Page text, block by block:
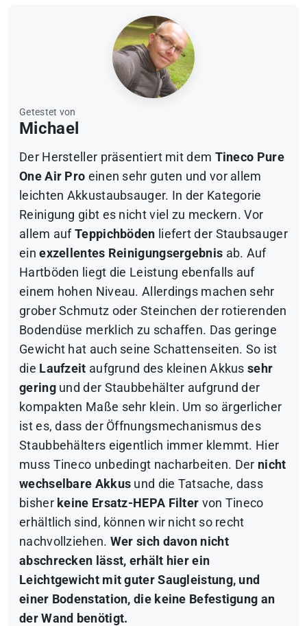
Getestet von
Michael
Der Hersteller präsentiert mit dem Tineco Pure
One Air Pro einen sehr guten und vor allem
leichten Akkustaubsauger. In der Kategorie
Reinigung gibt es nicht viel zu meckern. Vor
allem aufTeppichböden liefert der Staubsauger
einexzellentes Reinigungsergebnis ab. Auf
Hartböden liegt die Leistung ebenfalls auf
einem hohen Niveau. Allerdings machen sehr
grober Schmutz oder Steinchen der rotierenden
Bodendüse merklich zu schaffen. Das geringe
Gewicht hat auch seine Schattenseiten. So ist
die Laufzeit aufgrund des kleinen Akkussehr
geringund der Staubbehälter aufgrund der
kompakten Maße sehr klein. Um so ärgerlicher
ist es, dass der Öffnungsmechanismus des
Staubbehälters eigentlich immer klemmt. Hier
muss Tineco unbedingt nacharbeiten. Der nicht
wechselbare Akkus und die Tatsache, dass
bisher keine Ersatz-HEPA Filter von Tineco
erhältlich sind, können wir nicht so recht
nachvollziehen. Wer sich davon nicht
abschrecken lässt, erhält hier ein
Leichtgewicht mit guter Saugleistung, und
einer Bodenstation, die keine Befestigung an
der Wand benötigt.